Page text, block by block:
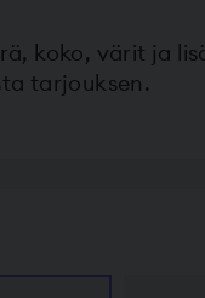
koko, värit ja
tarjouksen.